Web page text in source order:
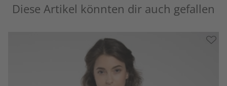
Diese Artikel könnten dir auch gefallen